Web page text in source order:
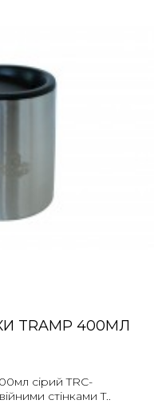
TRAMP 400МЛ
сірий TRC-
стінками T..